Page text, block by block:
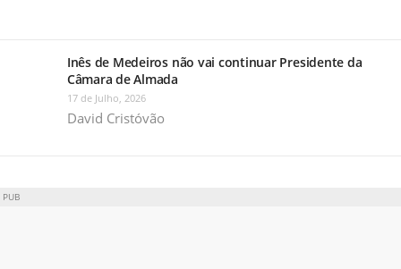
Inês de Medeiros não vai continuar Presidente da
Câmara de Almada
17 de Julho, 2026
David Cristóvão
PUB